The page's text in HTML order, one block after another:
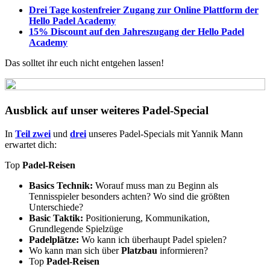
Drei Tage kostenfreier Zugang zur Online Plattform der
Hello Padel Academy
15% Discount auf den Jahreszugang der Hello Padel
Academy
Das solltet ihr euch nicht entgehen lassen!
Ausblick auf unser weiteres Padel-Special
In Teil zwei und drei unseres Padel-Specials mit Yannik Mann
erwartet dich:
Top Padel-Reisen
Basics Technik: Worauf muss man zu Beginn als
Tennisspieler besonders achten? Wo sind die größten
Unterschiede?
Basic Taktik: Positionierung, Kommunikation,
Grundlegende Spielzüge
Padelplätze: Wo kann ich überhaupt Padel spielen?
Wo kann man sich überPlatzbau informieren?
Top Padel-Reisen